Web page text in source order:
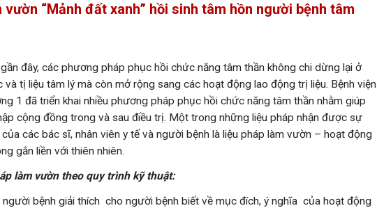
vườn “Mảnh đất xanh” hồi sinh tâm hồn người bệnh tâm
đây, các phương pháp phục hồi chức năng tâm thần không chi dừng lại ở
và tị liệu tâm lý mà còn mở rộng sang các hoạt động lao động trị liệu. Bệnh viện
1 đã triển khai nhiều phương pháp phục hồi chức năng tâm thần nhằm giúp
cộng đồng trong và sau điều trị. Một trong những liệu pháp nhận được sự
các bác sĩ, nhân viên y tế và người bệnh là liệu pháp làm vườn – hoạt động
gắn liền với thiên nhiên.
làm vườn theo quy trình kỹ thuật:
bệnh giải thích cho người bệnh biết về mục đích, ý nghĩa của hoạt động